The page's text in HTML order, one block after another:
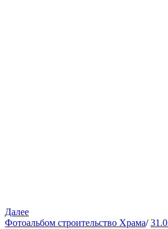
Далее
Фотоальбом строительство Храма/